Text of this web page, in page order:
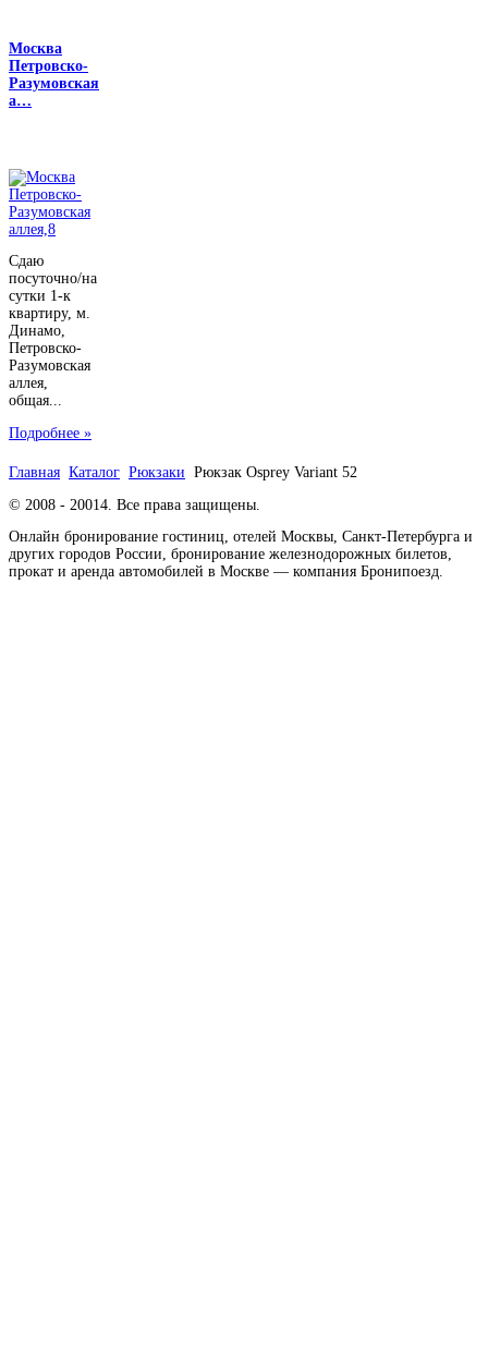
Москва
Петровско-
Разумовская
а…
Сдаю
посуточно/на
сутки 1-к
квартиру, м.
Динамо,
Петровско-
Разумовская
аллея,
общая...
Подробнее »
Главная Каталог Рюкзаки Рюкзак Osprey Variant 52
© 2008 - 20014. Все права защищены.
Онлайн бронирование гостиниц, отелей Москвы, Санкт-Петербурга и
других городов России, бронирование железнодорожных билетов,
прокат и аренда автомобилей в Москве — компания Бронипоезд.